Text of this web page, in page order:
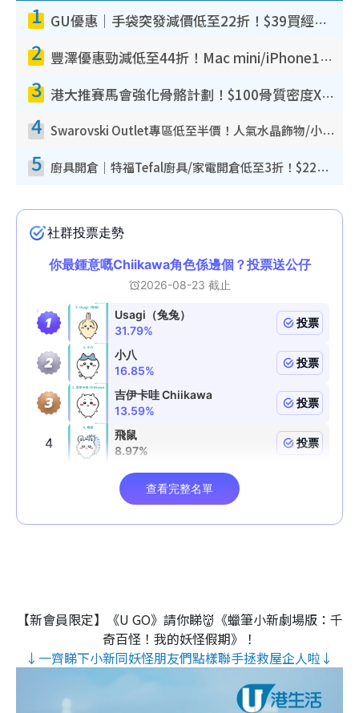
1 GU優惠｜手袋突發減價低至22折！$39買經典波士頓包/餃子袋！飾物同步減價$29起！
2 豐澤優惠勁減低至44折！Mac mini/iPhone17Pro大減價！廚房家電$220起
3 港大推賽馬會強化骨骼計劃！$100骨質密度X光檢查 完成免費運動訓練送超市禮券！附參加資格
4 Swarovski Outlet專區低至半價！人氣水晶飾物/小擺設$138起！迪士尼款/水晶高跟鞋都有平
5 廚具開倉｜特福Tefal廚具/家電開倉低至3折！$220起買平底鍋/炒鑊/湯煲！電飯煲/吸塵機/燙斗$418起
【新會員限定】《U GO》請你睇👹《蠟筆小新劇場版：千
奇百怪！我的妖怪假期》！
↓一齊睇下小新同妖怪朋友們點樣聯手拯救屋企人啦↓